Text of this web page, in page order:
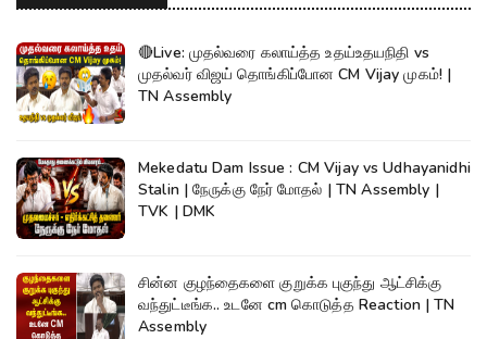
🔴Live: முதல்வரை கலாய்த்த உதய்உதயநிதி vs
முதல்வர் விஜய் தொங்கிப்போன CM Vijay முகம்! |
TN Assembly
Mekedatu Dam Issue : CM Vijay vs Udhayanidhi
Stalin | நேருக்கு நேர் மோதல் | TN Assembly |
TVK | DMK
சின்ன குழந்தைகளை குறுக்க புகுந்து ஆட்சிக்கு
வந்துட்டீங்க.. உடனே cm கொடுத்த Reaction | TN
Assembly